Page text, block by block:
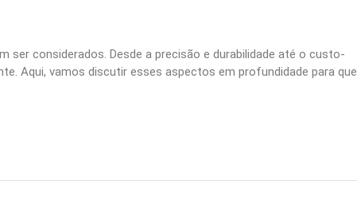
ser considerados. Desde a precisão e durabilidade até o custo-
Aqui, vamos discutir esses aspectos em profundidade para que